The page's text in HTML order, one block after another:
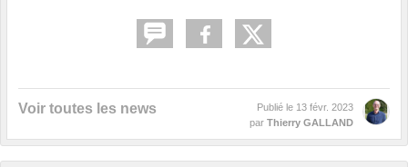
Voir toutes les news Publié le 13 févr. 2023
par Thierry GALLAND